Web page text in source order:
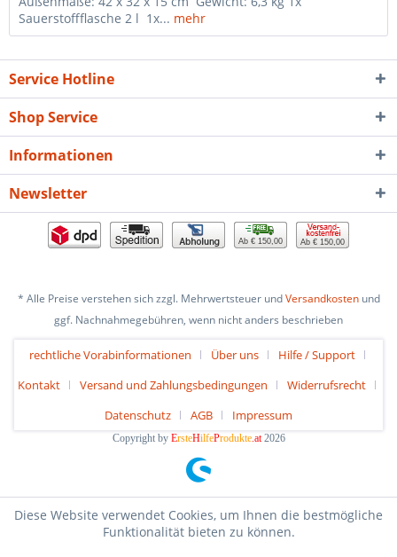
Sauerstoffflasche 2 l 1x... mehr
Service Hotline
Shop Service
Informationen
Newsletter
Ab € 150,00 Ab € 150,00
* Alle Preise verstehen sich zzgl. Mehrwertsteuer undVersandkostenund
ggf. Nachnahmegebühren, wenn nicht anders beschrieben
rechtliche Vorabinformationen Über uns
Hilfe / Support
Kontakt
Versand und Zahlungsbedingungen
Widerrufsrecht
Datenschutz
AGB Impressum
Copyright by ErsteHilfeProdukte.at2026
Diese Website verwendet Cookies, um Ihnen die bestmögliche
Funktionalität bieten zu können.